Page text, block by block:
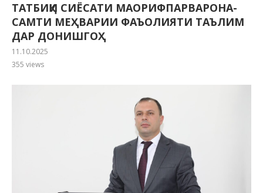
ТАТБИҚИ СИЁСАТИ МАОРИФПАРВАРОНА-
САМТИ МЕҲВАРИИ ФАЪОЛИЯТИ ТАЪЛИМ
ДАР ДОНИШГОҲ
11.10.2025
355 views